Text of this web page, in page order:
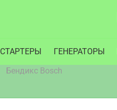
СТАРТЕРЫ ГЕНЕРАТОРЫ
Бендикс Bosch